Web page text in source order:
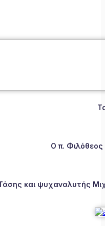
Ο π.
και ψυχαναλυτής